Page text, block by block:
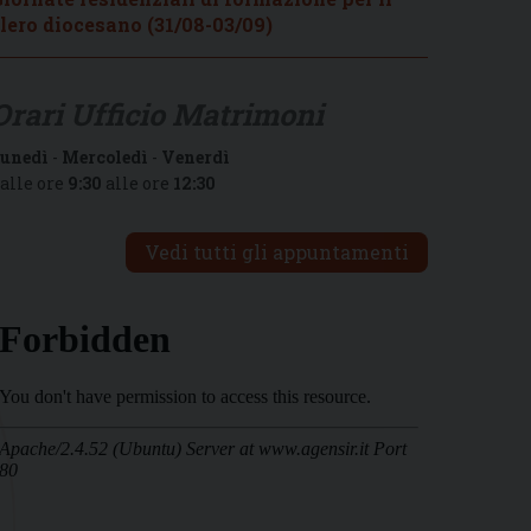
diocesano (31/08-03/09)
- Mercoledì - Venerdì
ore 9:30 alle ore 12:30
Vedi tutti gli appuntamenti